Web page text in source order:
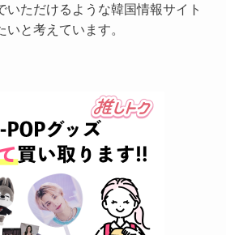
いただけるような韓国情報サイト
と考えています。